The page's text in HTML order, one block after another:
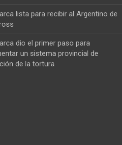
lista para recibir al Argentino de
dio el primer paso para
un sistema provincial de
de la tortura